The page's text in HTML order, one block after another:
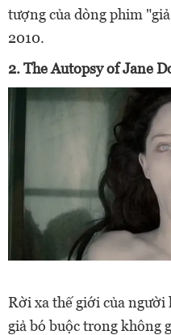
tượng của dòng phim
2010.
2. The Autopsy of Jane
Rời xa thế giới của
giả bó buộc trong không